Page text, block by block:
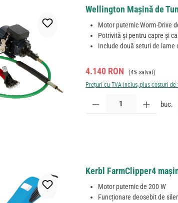
Wellington Mașină de
Motor puternic Worm-Drive
Potrivită și pentru capre și
Include două seturi de lame
Preț de vânzare:
4.140 RON Preț obișnuit:
(4% salvat)
Prețuri cu TVA inclus, plus costuri de
Cantitate produs: Introduceți
buc.
Kerbl FarmClipper4
Motor puternic de 200 W
Funcționare deosebit de